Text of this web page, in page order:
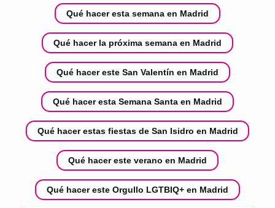
Qué hacer esta semana en Madrid
Qué hacer la próxima semana en Madrid
Qué hacer este San Valentín en Madrid
Qué hacer esta Semana Santa en Madrid
Qué hacer estas fiestas de San Isidro en Madrid
Qué hacer este verano en Madrid
Qué hacer este Orgullo LGTBIQ+ en Madrid